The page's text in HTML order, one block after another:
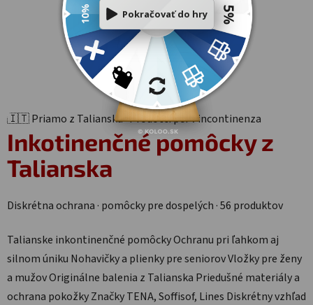
Ovládacie prvky výpisu
1 2
54
položiek celkom
HORE
🇮🇹 Priamo z Talianska · Prodotti per l'incontinenza
Inkotinenčné pomôckyz
Talianska
Diskrétna ochrana · pomôcky pre dospelých · 56 produktov
Talianske inkontinenčné pomôckyOchranu pri ľahkom aj
silnom úniku Nohavičky a plienky pre seniorovVložky pre ženy
a mužovOriginálne balenia z Talianska Priedušné materiály a
ochrana pokožkyZnačky TENA, Soffisof, Lines Diskrétny vzhľad